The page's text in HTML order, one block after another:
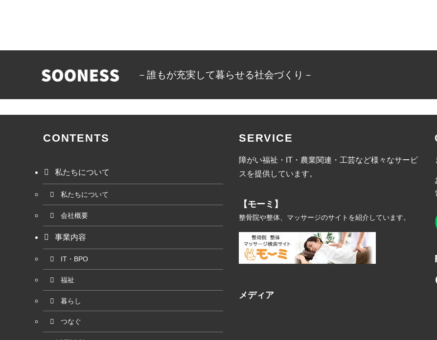
－誰もが充実して暮らせる社会づくり－
CONTENTS
私たちについて
私たちについて
会社概要
事業内容
IT・BPO
福祉
暮らし
つなぐ
SERVICE
障がい福祉・IT・農業関連・工芸など様々なサービ
スを提供しています。
【モーミ】
整骨院や整体、マッサージのサイトを紹介しています。
メディア